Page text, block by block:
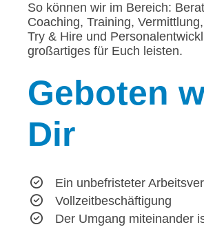
So können wir im Bereich:
Coaching, Training,
Try & Hire und
großartiges für Euch leisten.
Geboten
Dir
Ein unbefristeter
Vollzeitbeschäftigung
Der Umgang miteinander